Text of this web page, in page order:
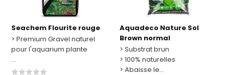
Seachem Flourite rouge
> Premium Gravel naturel
pour l'aquarium plante
...
Aquadeco Nature Sol
Brown normal
> Substrat brun
> 100% naturelles
> Abaisse le...